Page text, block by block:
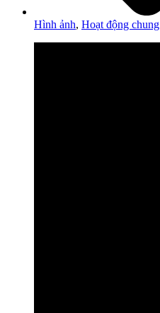
Hình ảnh, Hoạt động chung